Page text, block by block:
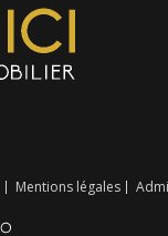
Mentions légales